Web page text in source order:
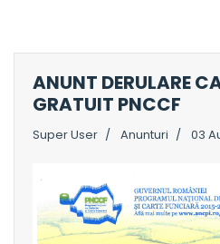
ANUNT DERULARE
GRATUIT PNCCF
Super User Anunturi 03